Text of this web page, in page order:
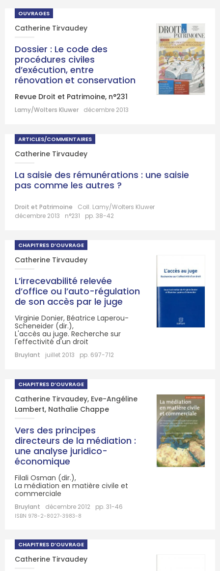
OUVRAGES
Catherine Tirvaudey
Dossier : Le code des
procédures civiles
d’exécution, entre
rénovation et conservation
Revue Droit et Patrimoine, n°231
Lamy/Wolters Kluwer décembre 2013
ARTICLES/COMMENTAIRES
Catherine Tirvaudey
La saisie des rémunérations : une saisie
pas comme les autres ?
Droit et Patrimoine
Coll. Lamy/Wolters Kluwer
décembre 2013
n°231 pp. 38-42
CHAPITRES D’OUVRAGE
Catherine Tirvaudey
L’irrecevabilité relevée
d’office ou l’auto-régulation
de son accès par le juge
Virginie Donier, Béatrice Laperou-
Scheneider (dir.),
L'accès au juge. Recherche sur
l'effectivité d'un droit
Bruylant juillet 2013 pp. 697-712
CHAPITRES D’OUVRAGE
Catherine Tirvaudey, Eve-Angéline
Lambert, Nathalie Chappe
Vers des principes
directeurs de la médiation :
une analyse juridico-
économique
Filali Osman (dir.),
La médiation en matière civile et
commerciale
Bruylant décembre 2012 pp. 31-46
ISBN 978-2-8027-3983-8
CHAPITRES D’OUVRAGE
Catherine Tirvaudey